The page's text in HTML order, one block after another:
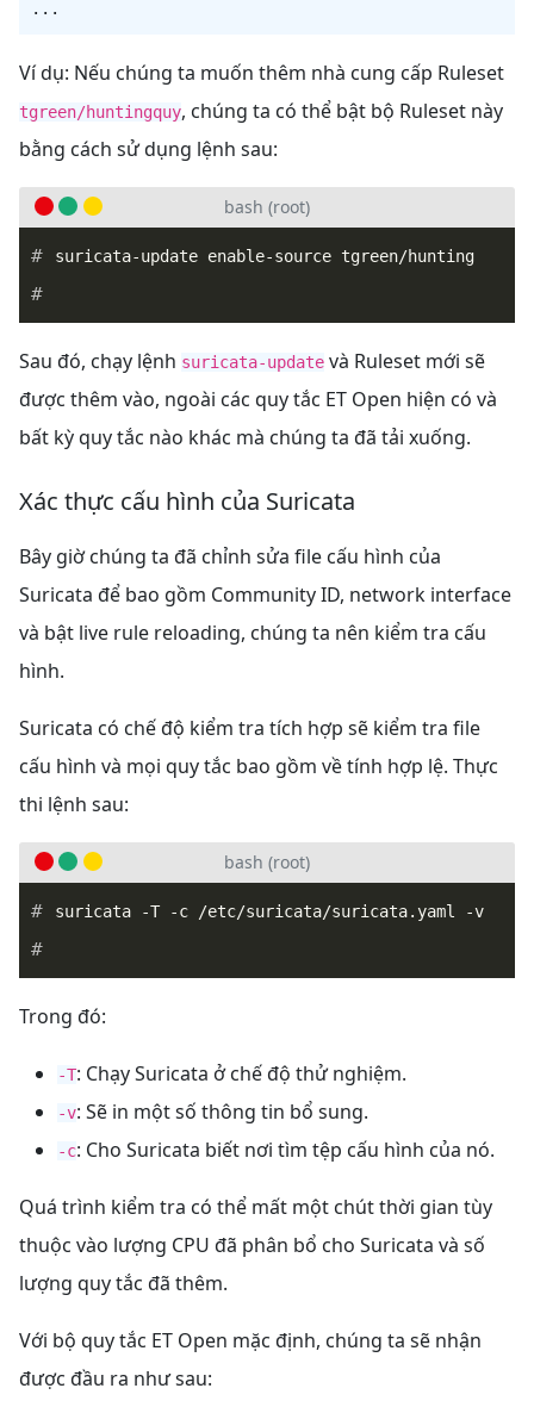
Ví dụ: Nếu chúng ta muốn thêm nhà cung cấp Ruleset
tgreen/huntingquy, chúng ta có thể bật bộ Ruleset này
bằng cách sử dụng lệnh sau:
bash (root)
Sau đó, chạy lệnh suricata-update và Ruleset mới sẽ
được thêm vào, ngoài các quy tắc ET Open hiện có và
bất kỳ quy tắc nào khác mà chúng ta đã tải xuống.
Xác thực cấu hình của Suricata
Bây giờ chúng ta đã chỉnh sửa file cấu hình của
Suricata để bao gồm Community ID, network interface
và bật live rule reloading, chúng ta nên kiểm tra cấu
hình.
Suricata có chế độ kiểm tra tích hợp sẽ kiểm tra file
cấu hình và mọi quy tắc bao gồm về tính hợp lệ. Thực
thi lệnh sau:
bash (root)
Trong đó:
-T: Chạy Suricata ở chế độ thử nghiệm.
-v: Sẽ in một số thông tin bổ sung.
-c: Cho Suricata biết nơi tìm tệp cấu hình của nó.
Quá trình kiểm tra có thể mất một chút thời gian tùy
thuộc vào lượng CPU đã phân bổ cho Suricata và số
lượng quy tắc đã thêm.
Với bộ quy tắc ET Open mặc định, chúng ta sẽ nhận
được đầu ra như sau: